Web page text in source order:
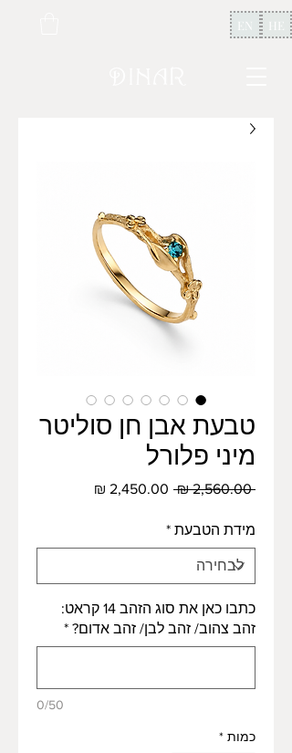
EN HE
טבעת אבן חן סוליטר
מיני פלורל
‏2,560.00 ‏₪
מחיר
מידת הטבעת *
כתבו כאן את סוג הזהב 14 קראט:
זהב צהוב/ זהב לבן/ זהב אדום? *
0/50
כמות *